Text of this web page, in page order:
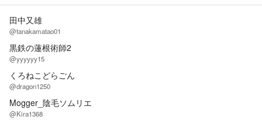
田中又雄
@tanakamatao01
黒鉄の蓮根術師2
@yyyyyy15
くろねこどらごん
@dragon1250
Mogger_陰毛ソムリエ
@Kira1368